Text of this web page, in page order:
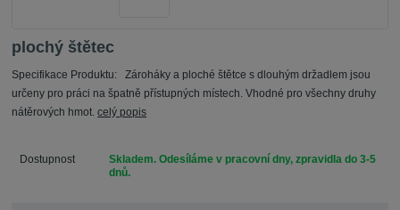
plochý štětec
Specifikace Produktu: Zároháky a ploché štětce s dlouhým držadlem jsou
určeny pro práci na špatně přístupných místech. Vhodné pro všechny druhy
nátěrových hmot.celý popis
Dostupnost
Skladem. Odesíláme v pracovní dny, zpravidla do 3-5
dnů.